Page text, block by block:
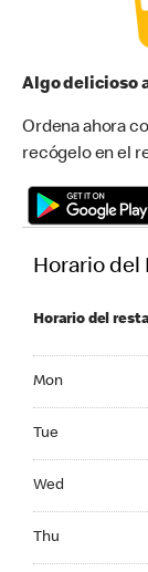
Algo delicioso
Ordena ahora
recógelo en el
Horario del
Horario del
Mon
Tue
Wed
Thu